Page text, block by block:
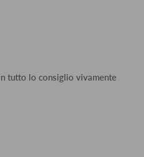
tutto lo consiglio vivamente